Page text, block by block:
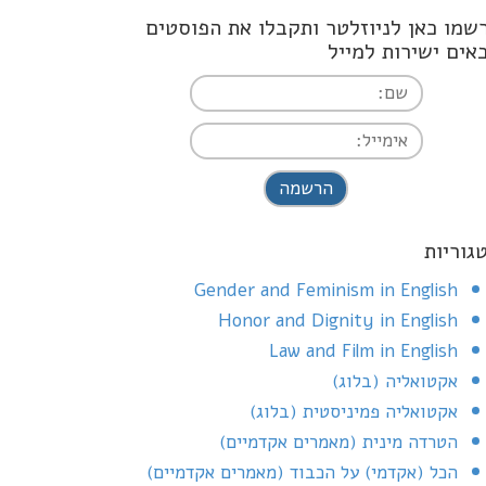
כאן לניוזלטר ותקבלו את הפוסטים
ישירות למייל
I agree terms and conditions.*
Gender and Feminism in English
Honor and Dignity in English
Law and Film in English
אקטואליה (בלוג)
אקטואליה פמיניסטית (בלוג)
הטרדה מינית (מאמרים אקדמיים)
הכל (אקדמי) על הכבוד (מאמרים אקדמיים)